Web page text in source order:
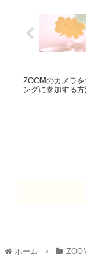
ZOOMのカメラ
ングに参加する
ホーム